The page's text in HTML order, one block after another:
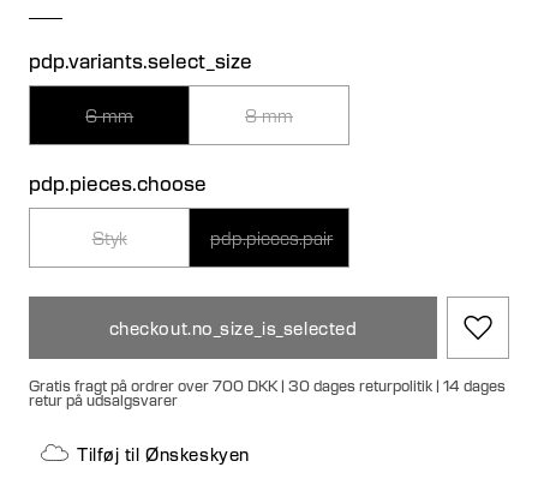
pdp.variants.select_size
6 mm 8 mm
pdp.pieces.choose
Styk pdp.pieces.pair
checkout.no_size_is_selected
Gratis fragt på ordrer over 700 DKK | 30 dages returpolitik | 14 dages
retur på udsalgsvarer
Tilføj til Ønskeskyen